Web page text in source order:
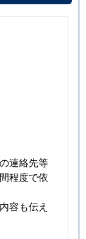
連絡先等
程度で依
容も伝え